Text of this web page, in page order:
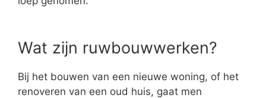
Wat zijn ruwbouwwerken?
Bij het bouwen van een nieuwe woning, of het
renoveren van een oud huis, gaat men